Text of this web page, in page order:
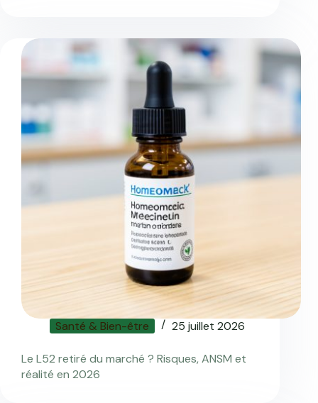
Santé & Bien-être 25 juillet 2026
Le L52 retiré du marché ? Risques, ANSM et
réalité en 2026